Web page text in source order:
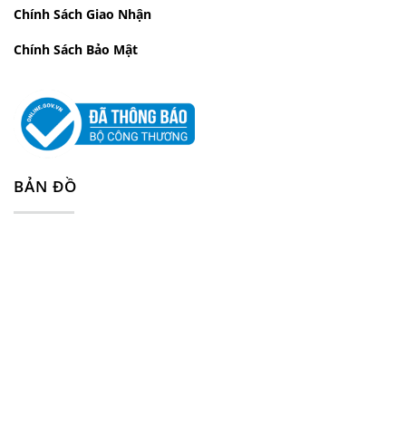
Chính Sách Giao Nhận
Chính Sách Bảo Mật
BẢN ĐỒ